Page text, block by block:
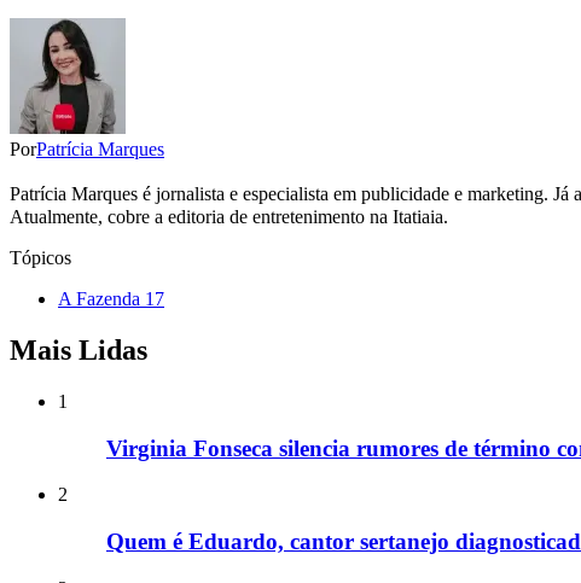
PorPatrícia Marques
Patrícia Marques é jornalista e especialista em publicidade e marketing.
Atualmente, cobre a editoria de entretenimento na Itatiaia.
Tópicos
A Fazenda 17
Mais Lidas
1
Virginia Fonseca silencia rumores de término
2
Quem é Eduardo, cantor sertanejo